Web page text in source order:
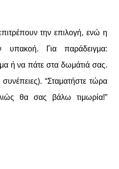
την επιλογή, ενώ η
υπακοή. Για παράδειγμα:
ή να πάτε στα δωμάτιά σας.
συνέπειες). “Σταματήστε τώρα
θα σας βάλω τιμωρία!”